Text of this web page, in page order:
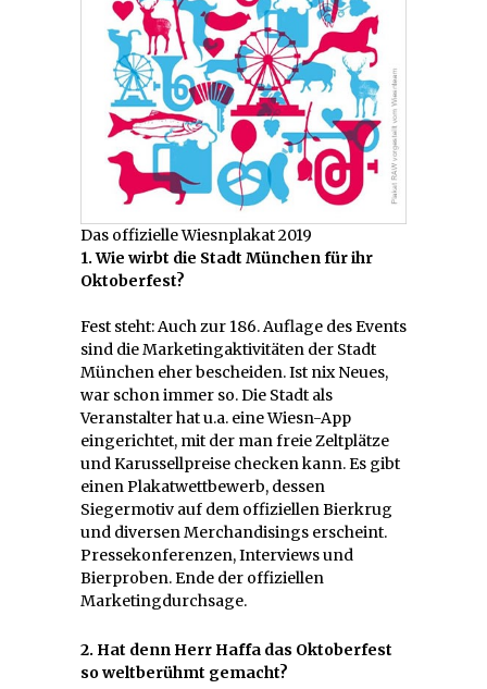
Das offizielle Wiesnplakat 2019
1. Wie wirbt die Stadt München für ihr
Oktoberfest?
Fest steht: Auch zur 186. Auflage des Events
sind die Marketingaktivitäten der Stadt
München eher bescheiden. Ist nix Neues,
war schon immer so. Die Stadt als
Veranstalter hat u.a. eine Wiesn-App
eingerichtet, mit der man freie Zeltplätze
und Karussellpreise checken kann. Es gibt
einen Plakatwettbewerb, dessen
Siegermotiv auf dem offiziellen Bierkrug
und diversen Merchandisings erscheint.
Pressekonferenzen, Interviews und
Bierproben. Ende der offiziellen
Marketingdurchsage.
2. Hat denn Herr Haffa das Oktoberfest
so weltberühmt gemacht?